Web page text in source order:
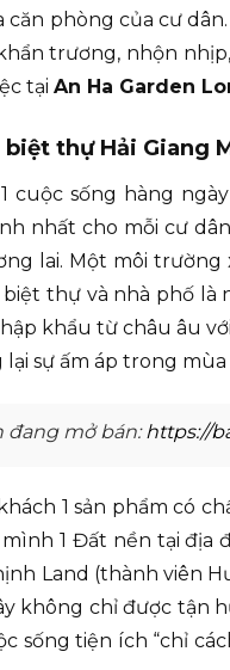
phòng của cư
trương, nhộn
tại An Ha Garden
thự Hải Giang
cuộc sống hàng
nhất cho mỗi cư
lai. Một môi
thự và nhà phố
khẩu từ châu âu
sự ấm áp trong
đang mở bán: https://
1 sản phẩm có
1 Đất nền tại địa
Land (thành viên
không chỉ được tận
sống tiện ích “chỉ